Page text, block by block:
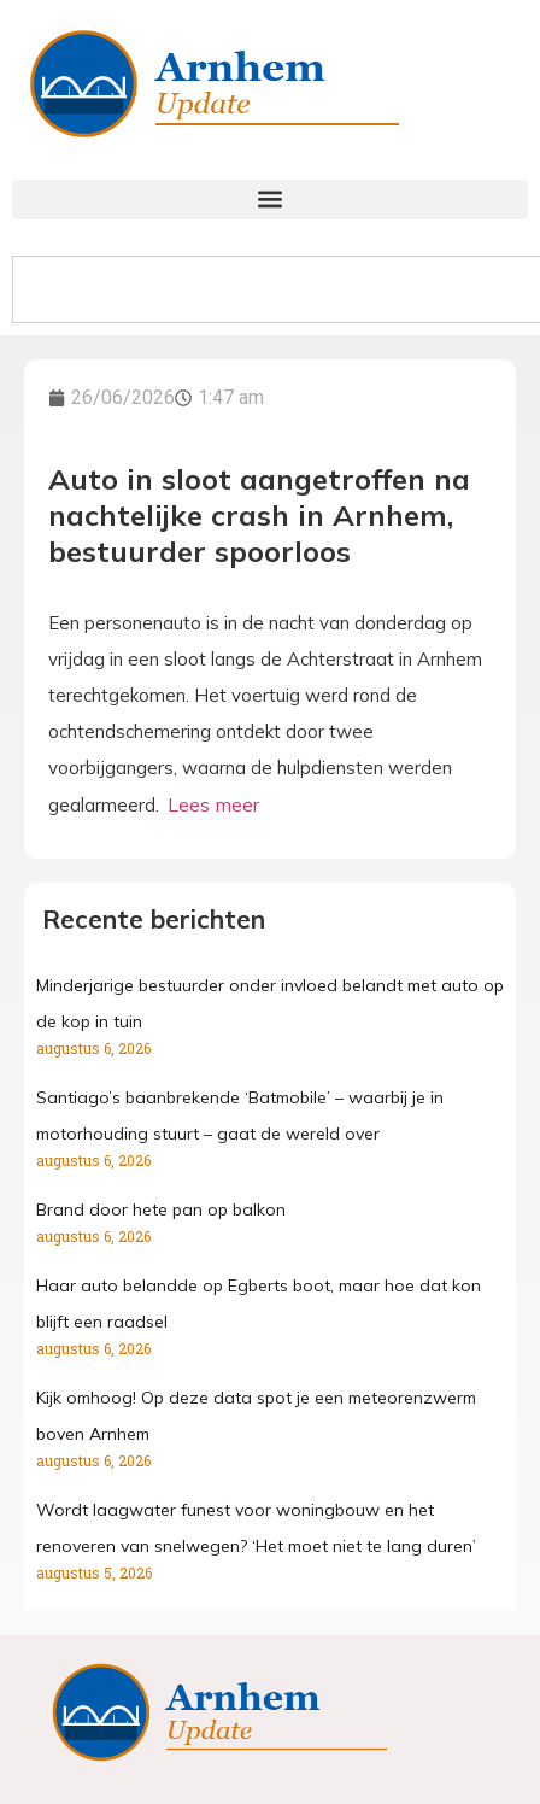
26/06/2026 1:47 am
Auto in sloot aangetroffen na
nachtelijke crash in Arnhem,
bestuurder spoorloos
Een personenauto is in de nacht van donderdag op
vrijdag in een sloot langs de Achterstraat in Arnhem
terechtgekomen. Het voertuig werd rond de
ochtendschemering ontdekt door twee
voorbijgangers, waarna de hulpdiensten werden
gealarmeerd.
Recente berichten
Minderjarige bestuurder onder invloed belandt met auto op
de kop in tuin
augustus 6, 2026
Santiago’s baanbrekende ‘Batmobile’ – waarbij je in
motorhouding stuurt – gaat de wereld over
augustus 6, 2026
Brand door hete pan op balkon
augustus 6, 2026
Haar auto belandde op Egberts boot, maar hoe dat kon
blijft een raadsel
augustus 6, 2026
Kijk omhoog! Op deze data spot je een meteorenzwerm
boven Arnhem
augustus 6, 2026
Wordt laagwater funest voor woningbouw en het
renoveren van snelwegen? ‘Het moet niet te lang duren’
augustus 5, 2026